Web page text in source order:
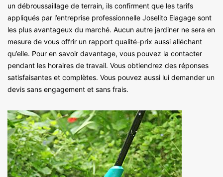
un débroussaillage de terrain, ils confirment que les tarifs
appliqués par l’entreprise professionnelle Joselito Elagage sont
les plus avantageux du marché. Aucun autre jardiner ne sera en
mesure de vous offrir un rapport qualité-prix aussi alléchant
qu’elle. Pour en savoir davantage, vous pouvez la contacter
pendant les horaires de travail. Vous obtiendrez des réponses
satisfaisantes et complètes. Vous pouvez aussi lui demander un
devis sans engagement et sans frais.